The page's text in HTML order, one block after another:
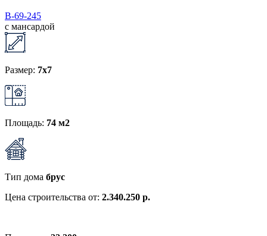
В-69-245
с мансардой
Размер: 7x7
Площадь: 74 м2
Тип дома брус
Цена строительства от: 2.340.250 р.